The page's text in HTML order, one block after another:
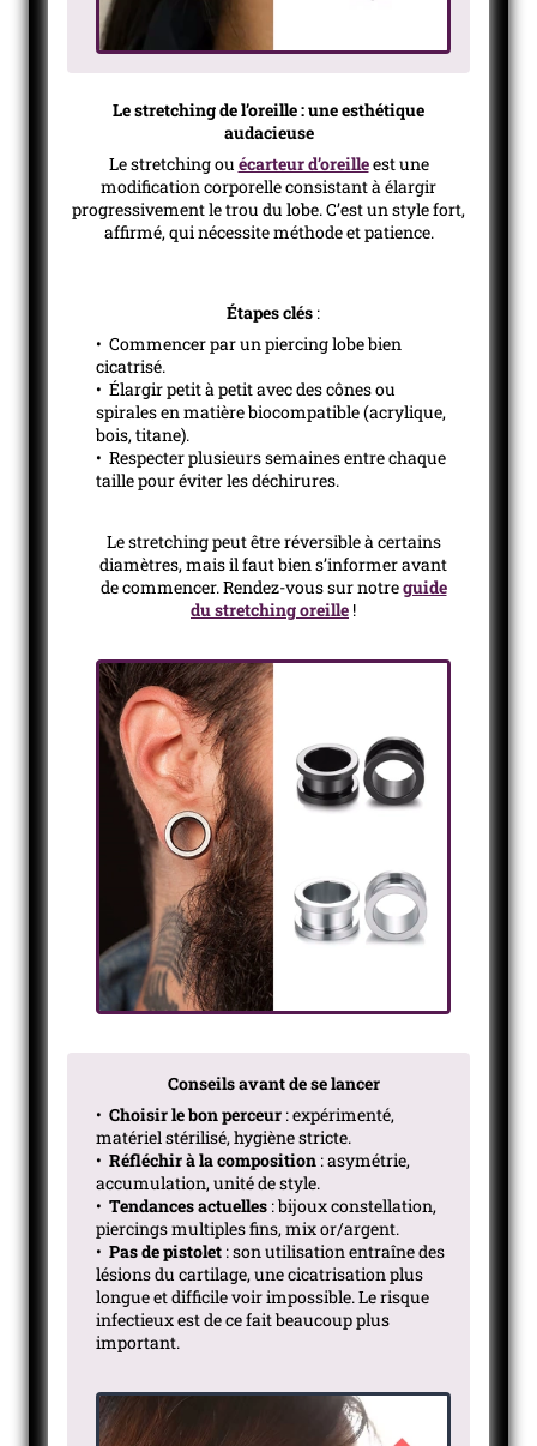
Le stretching de l’oreille : une esthétique
audacieuse
Le stretching ou écarteur d’oreilleest une
modification corporelle consistant à élargir
progressivement le trou du lobe. C’est un style fort,
affirmé, qui nécessite méthode et patience.
Étapes clés :
• Commencer par un piercing lobe bien
cicatrisé.
• Élargir petit à petit avec des cônes ou
spirales en matière biocompatible (acrylique,
bois, titane).
• Respecter plusieurs semaines entre chaque
taille pour éviter les déchirures.
Le stretching peut être réversible à certains
diamètres, mais il faut bien s’informer avant
de commencer. Rendez-vous sur notreguide
du stretching oreille !
Conseils avant de se lancer
• Choisir le bon perceur : expérimenté,
matériel stérilisé, hygiène stricte.
• Réfléchir à la composition : asymétrie,
accumulation, unité de style.
• Tendances actuelles : bijoux constellation,
piercings multiples fins, mix or/argent.
• Pas de pistolet : son utilisation entraîne des
lésions du cartilage, une cicatrisation plus
longue et difficile voir impossible. Le risque
infectieux est de ce fait beaucoup plus
important.